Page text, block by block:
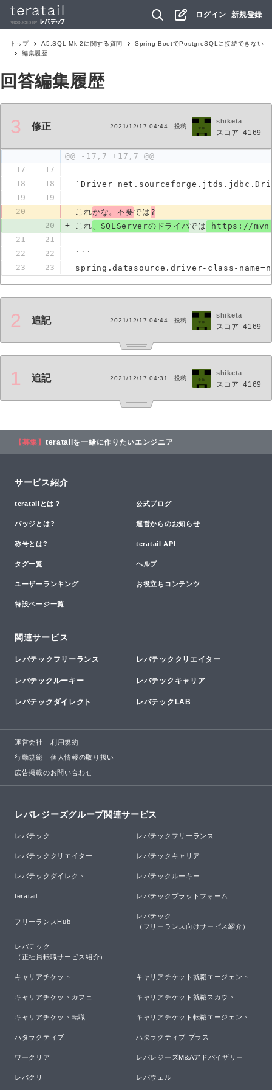
ログイン 新規登録
トップ A5:SQL Mk-2 に関する質問
Spring BootでPostgreSQLに接続できない
編集履歴
回答編集履歴
3 修正 2021/12/17 04:44 投稿
shiketa
スコア 4169
@@ -17,7 +17,7 @@
17
17
18
18
`Driver net.sourceforge.jtds.jdbc.Driver `
19
19
20
- これかな。不要では ?
20
+ これ 、SQLServerのドライバでは
https://
21
21
22
22
```
23
23 spring.datasource.driver-class-
2 追記 2021/12/17 04:44 投稿
shiketa
スコア 4169
1 追記 2021/12/17 04:31 投稿
shiketa
スコア 4169
【募集】 teratailを一緒に作りたいエンジニア
サービス紹介
teratailとは？ 公式ブログ
バッジとは? 運営からのお知らせ
称号とは? teratail API
タグ一覧 ヘルプ
ユーザーランキング お役立ちコンテンツ
特設ページ一覧
関連サービス
レバテックフリーランス レバテッククリエイター
レバテックルーキー レバテックキャリア
レバテックダイレクト レバテックLAB
運営会社 利用規約
行動規範 個人情報の取り扱い
広告掲載のお問い合わせ
レバレジーズグループ関連サービス
レバテック レバテックフリーランス
レバテッククリエイター レバテックキャリア
レバテックダイレクト レバテックルーキー
teratail レバテックプラットフォーム
フリーランスHub
レバテック
（フリーランス向けサービス紹介）
レバテック
（正社員転職サービス紹介）
キャリアチケット キャリアチケット就職エージェント
キャリアチケットカフェ キャリアチケット就職スカウト
キャリアチケット転職 キャリアチケット転職エージェント
ハタラクティブ ハタラクティブ プラス
ワークリア レバレジーズM&Aアドバイザリー
レバクリ レバウェル